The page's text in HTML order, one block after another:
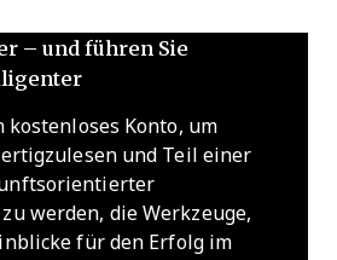
– und führen Sie
kostenloses Konto, um
und Teil einer
werden, die Werkzeuge,
für den Erfolg im